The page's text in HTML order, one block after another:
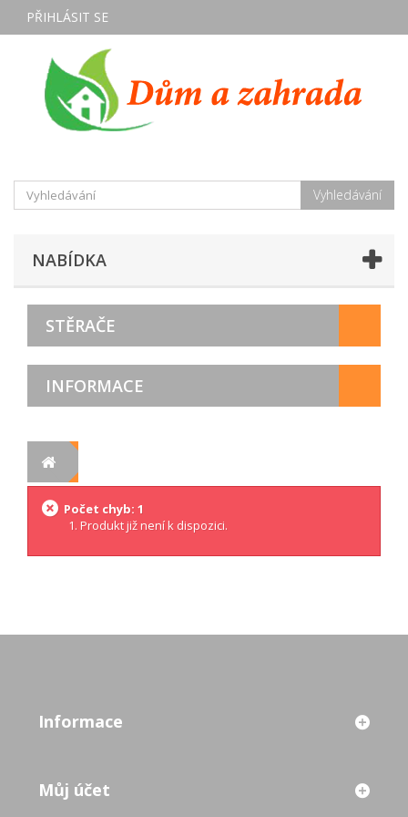
PŘIHLÁSIT SE
Vyhledávání
NABÍDKA
STĚRAČE
INFORMACE
Počet chyb: 1
Produkt již není k dispozici.
Informace
Můj účet